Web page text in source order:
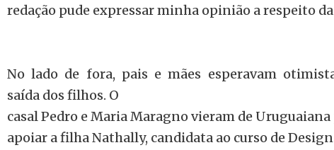
redação pude expressar minha opinião a respeito
No lado de fora, pais e mães esperavam
saída dos filhos. O
casal Pedro e Maria Maragno vieram de
apoiar a filha Nathally, candidata ao curso de